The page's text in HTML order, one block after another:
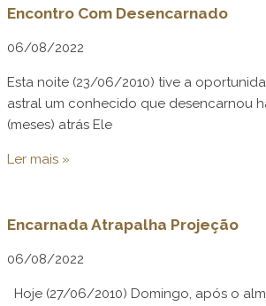
Encontro Com Desencarnado
06/08/2022
Esta noite (23/06/2010) tive a
astral um conhecido que desencarnou
(meses) atrás Ele
Ler mais »
Encarnada Atrapalha Projeção
06/08/2022
Hoje (27/06/2010) Domingo, após o